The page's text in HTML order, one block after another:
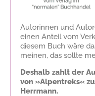
Autorinnen und
einen Anteil vom
diesem Buch wäre
meinen, das sollte
Deshalb zahlt der
von »Alpentreks«
Herrmann.